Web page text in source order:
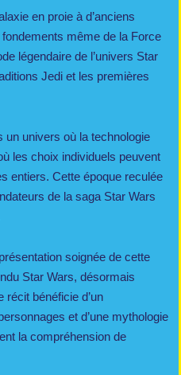
en proie à d’anciens
même de la Force
légendaire de l’univers Star
Jedi et les premières
un univers où la technologie
les choix individuels peuvent
entiers. Cette époque reculée
de la saga Star Wars
soignée de cette
Star Wars, désormais
récit bénéficie d’un
et d’une mythologie
la compréhension de